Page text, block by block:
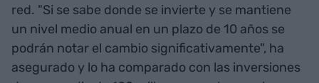
red. "Si se sabe donde se invierte y se mantiene
un nivel medio anual en un plazo de 10 años se
podrán notar el cambio significativamente", ha
asegurado y lo ha comparado con las inversiones